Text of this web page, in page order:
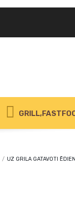
/ UZ GRILA GATAVOTI